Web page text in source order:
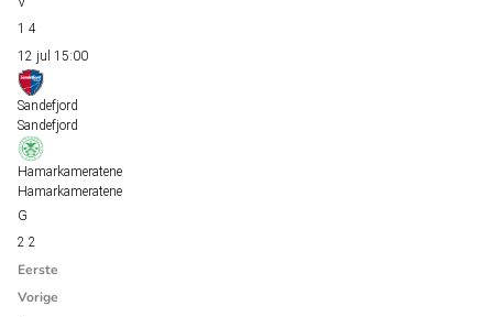
1 4
12 jul 15:00
Sandefjord
Sandefjord
Hamarkameratene
Hamarkameratene
2 2
Eerste
Vorige